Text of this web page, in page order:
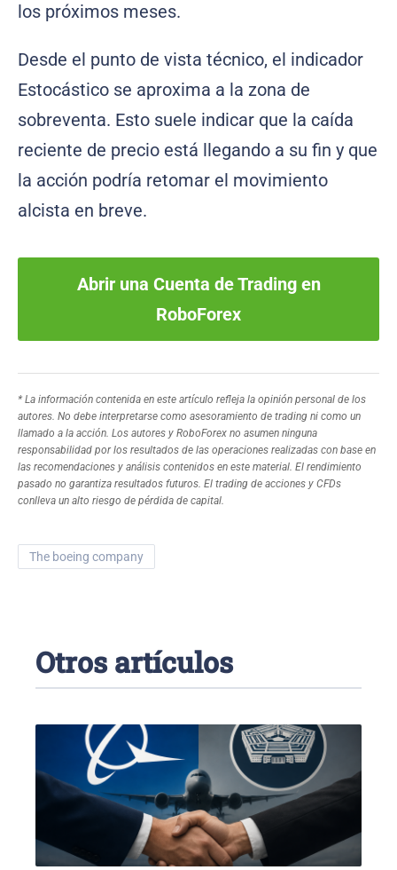
los próximos meses.
Desde el punto de vista técnico, el indicador
Estocástico se aproxima a la zona de
sobreventa. Esto suele indicar que la caída
reciente de precio está llegando a su fin y que
la acción podría retomar el movimiento
alcista en breve.
Abrir una Cuenta de Trading en
RoboForex
* La información contenida en este artículo refleja la opinión personal de los
autores. No debe interpretarse como asesoramiento de trading ni como un
llamado a la acción. Los autores y RoboForex no asumen ninguna
responsabilidad por los resultados de las operaciones realizadas con base en
las recomendaciones y análisis contenidos en este material. El rendimiento
pasado no garantiza resultados futuros. El trading de acciones y CFDs
conlleva un alto riesgo de pérdida de capital.
the boeing company
Otros artículos